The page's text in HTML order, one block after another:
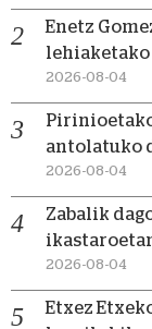
Enetz
2026-08-04
antolatuko
2026-08-04
Zabalik
2026-08-04
Etxez